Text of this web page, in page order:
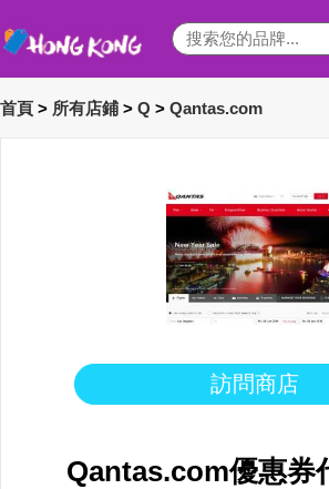
首頁 > 所有店鋪 > Q > Qantas.com
訪問商店
Qantas.com優惠券